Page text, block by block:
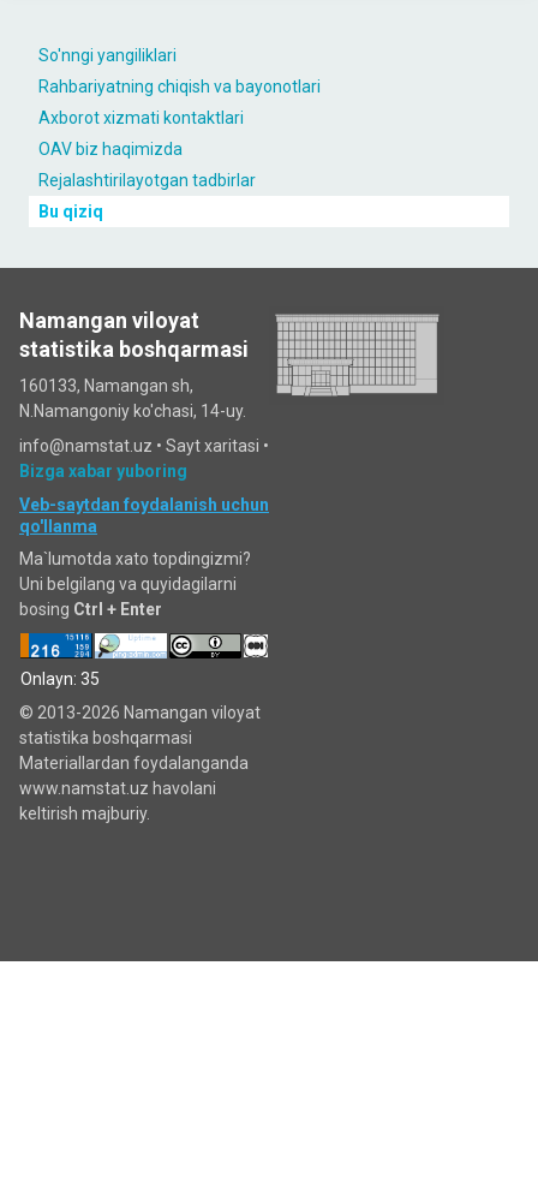
So'nngi yangiliklari
Rahbariyatning chiqish va bayonotlari
Axborot xizmati kontaktlari
OAV biz haqimizda
Rejalashtirilayotgan tadbirlar
Bu qiziq
Namangan viloyat
statistika boshqarmasi
160133, Namangan sh,
N.Namangoniy ko'chasi, 14-uy.
info@namstat.uz • Sayt xaritasi •
Bizga xabar yuboring
Veb-saytdan foydalanish uchun
qo'llanma
Ma`lumotda xato topdingizmi?
Uni belgilang va quyidagilarni
bosing Ctrl + Enter
Onlayn: 35
© 2013-2026 Namangan viloyat
statistika boshqarmasi
Materiallardan foydalanganda
www.namstat.uz havolani
keltirish majburiy.